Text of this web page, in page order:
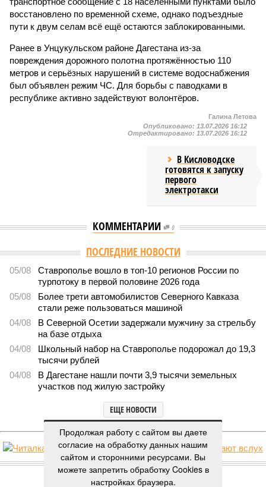
восстановлено по временной схеме, однако подъездные
пути к двум селам всё ещё остаются заблокированными.
Ранее в Унцукульском районе Дагестана из-за
повреждения дорожного полотна протяжённостью 110
метров и серьёзных нарушений в системе водоснабжения
был объявлен режим ЧС. Для борьбы с паводками в
республике активно задействуют волонтёров.
Галина Летова
Опубликовано: 13.07.2026 16:12
Отредактировано: 13.07.2026 16:12
В Кисловодске
готовятся к запуску
первого
электротакси
КОММЕНТАРИИ 0
ПОСЛЕДНИЕ НОВОСТИ
05/08
Ставрополье вошло в топ-10 регионов России по
турпотоку в первой половине 2026 года
05/08
Более трети автомобилистов Северного Кавказа
стали реже пользоваться машиной
04/08
В Северной Осетии задержали мужчину за стрельбу
на базе отдыха
04/08
Школьный набор на Ставрополье подорожал до 19,3
тысячи рублей
04/08
В Дагестане нашли почти 3,9 тысячи земельных
участков под жилую застройку
ЕЩЕ НОВОСТИ
НОВОСТИ ПАРТНЕРОВ
Продолжая работу с сайтом вы даете
согласие на обработку данных нашим
сайтом и сторонними ресурсами. Вы
можете запретить обработку Cookies в
настройках браузера.